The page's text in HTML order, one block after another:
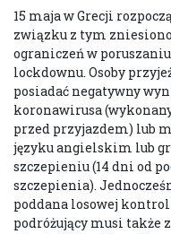
15 maja w Grecji
związku z tym
ograniczeń w
lockdownu. Osoby
posiadać negatywny
koronawirusa
przed przyjazdem) lub
języku angielskim lub
szczepieniu (14 dni od
szczepienia).
poddana losowej
podróżujący musi także